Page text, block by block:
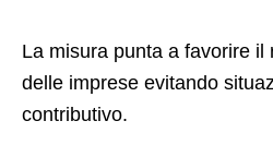
La misura punta a favorire il
delle imprese evitando
contributivo.